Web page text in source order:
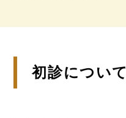
初診について